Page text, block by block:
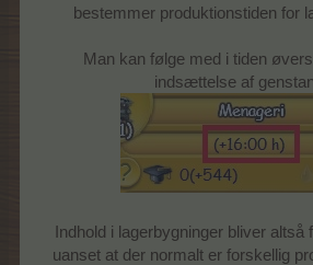
bestemmer produktionstiden for
Man kan følge med i tiden
indsættelse af
Indhold i lagerbygninger bliver
uanset at der normalt er forskellig